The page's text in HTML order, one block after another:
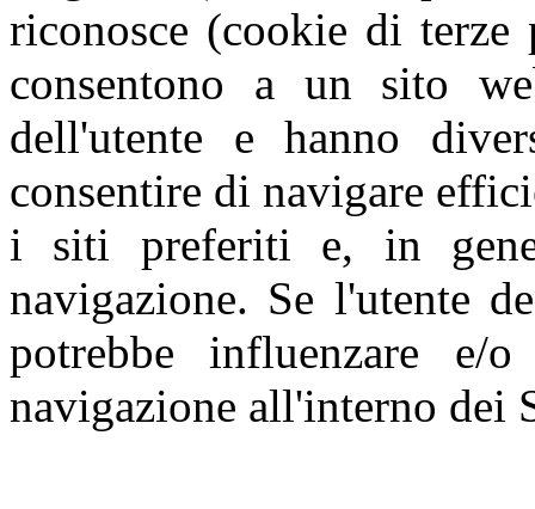
riconosce (cookie di
consentono a un sito
dell'utente e hanno
consentire di navigare
i siti preferiti e, in
navigazione. Se l'utente
potrebbe influenzare e/
navigazione all'interno dei